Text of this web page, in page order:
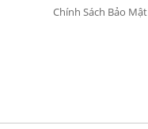
Chính Sách Bảo Mật